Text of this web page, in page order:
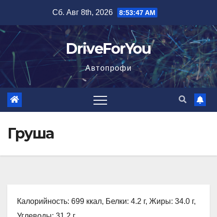
содержимому
Сб. Авг 8th, 2026 8:53:49 AM
DriveForYou
Автопрофи
Груша
Калорийность: 699 ккал, Белки: 4.2 г, Жиры: 34.0 г,